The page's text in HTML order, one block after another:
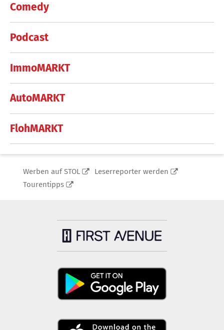
Comedy
Podcast
ImmoMARKT
AutoMARKT
FlohMARKT
Werben auf STOL
Leserreporter werden
Tourentipps